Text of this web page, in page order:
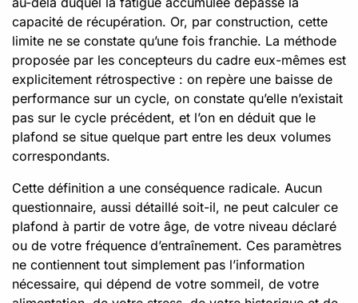
capacité de récupération. Or, par construction, cette
limite ne se constate qu’une fois franchie. La méthode
proposée par les concepteurs du cadre eux-mêmes est
explicitement rétrospective : on repère une baisse de
performance sur un cycle, on constate qu’elle n’existait
pas sur le cycle précédent, et l’on en déduit que le
plafond se situe quelque part entre les deux volumes
correspondants.
Cette définition a une conséquence radicale. Aucun
questionnaire, aussi détaillé soit-il, ne peut calculer ce
plafond à partir de votre âge, de votre niveau déclaré
ou de votre fréquence d’entraînement. Ces paramètres
ne contiennent tout simplement pas l’information
nécessaire, qui dépend de votre sommeil, de votre